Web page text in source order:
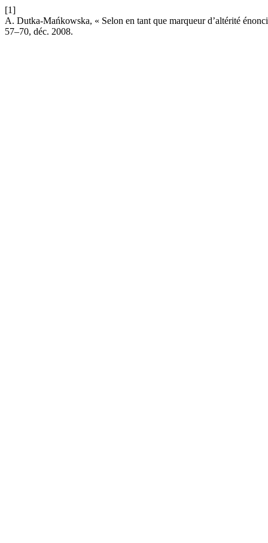
[1]
A. Dutka-Mańkowska, « Selon en tant que marqueur d’altérité
57–70, déc. 2008.